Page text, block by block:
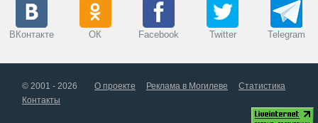
ВКонтакте ОК Facebook Twitter Telegram
© 2001 - 2026 О проекте Реклама в Могилеве
Статистика
Контакты